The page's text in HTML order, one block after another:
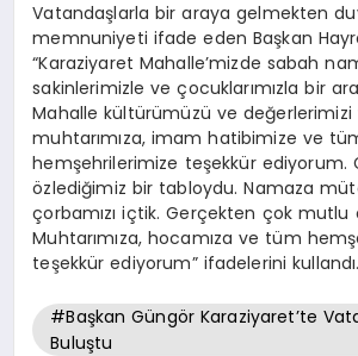
Vatandaşlarla bir araya gelmekten
memnuniyeti ifade eden Başkan
“Karaziyaret Mahalle’mizde sabah
sakinlerimizle ve çocuklarımızla bir
Mahalle kültürümüzü ve değerlerimizi
muhtarımıza, imam hatibimize ve
hemşehrilerimize teşekkür ediyorum.
özlediğimiz bir tabloydu. Namaza
çorbamızı içtik. Gerçekten çok mutlu
Muhtarımıza, hocamıza ve tüm
teşekkür ediyorum” ifadelerini kullandı.
#Başkan Güngör Karaziyaret’te
Buluştu